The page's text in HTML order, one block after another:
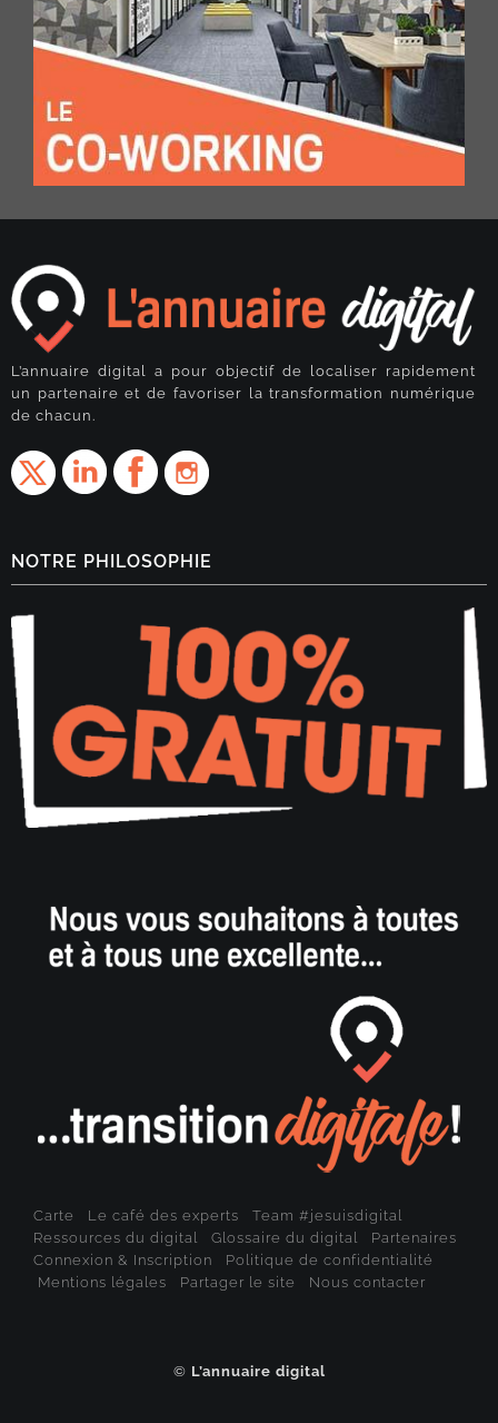
L’annuaire digital a pour objectif de localiser rapidement
un partenaire et de favoriser la transformation numérique
de chacun.
NOTRE PHILOSOPHIE
Carte Le café des experts
Team #jesuisdigital
Ressources du digital
Glossaire du digital
Partenaires
Connexion & Inscription
Politique de confidentialité
Mentions légales
Partager le site Nous contacter
© L’annuaire digital